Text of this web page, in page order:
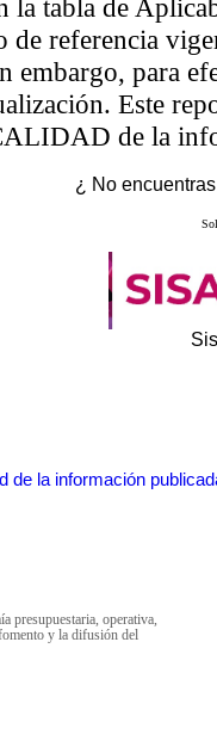
la tabla de
de referencia
embargo, para
Este
de la
¿ No
de la información
presupuestaria, operativa,
y la difusión del